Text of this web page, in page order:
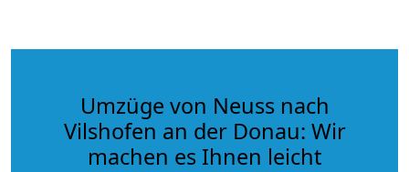
Umzüge von Neuss nach
Vilshofen an der Donau: Wir
machen es Ihnen leicht